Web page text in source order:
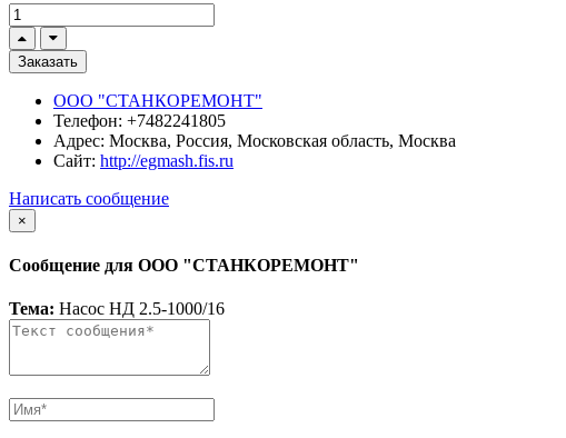
Заказать
ООО "СТАНКОРЕМОНТ"
Телефон: +7482241805
Адрес: Москва, Россия, Московская область, Москва
Сайт: http://egmash.fis.ru
Написать сообщение
×
Сообщение для ООО "СТАНКОРЕМОНТ"
Тема: Насос НД 2.5-1000/16